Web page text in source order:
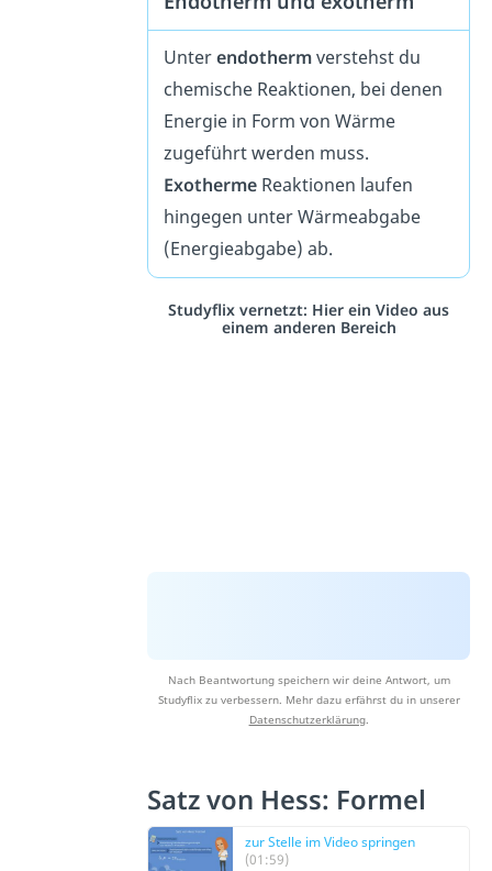
Unterendothermverstehst du
chemische Reaktionen, bei denen
Energie in Form von Wärme
zugeführt werden muss.
Exotherme Reaktionen laufen
hingegen unter Wärmeabgabe
(Energieabgabe) ab.
Studyflix vernetzt: Hier ein Video aus
einem anderen Bereich
Nach Beantwortung speichern wir deine Antwort, um
Studyflix zu verbessern. Mehr dazu erfährst du in unserer
Datenschutzerklärung.
Satz von Hess: Formel
zur Stelle im Video springen
(01:59)